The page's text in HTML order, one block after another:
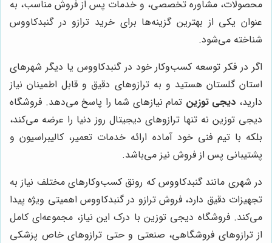
محصولات، مشاوره تخصصی، و خدمات پس از فروش مناسب، به
عنوان یکی از بهترین گزینه‌ها برای خرید ترازو در گنبدکاووس
شناخته می‌شود.
اگر در فکر توسعه کسب‌وکار خود در گنبدکاووس یا دیگر شهرهای
استان گلستان هستید و به ترازوهای دقیق و قابل اطمینان نیاز
دارید، دیجی توزین تمام نیازهای شما را پاسخ می‌دهد. فروشگاه
دیجی توزین نه تنها ترازوهای دیجیتال روز دنیا را عرضه می‌کند،
بلکه با تیم فنی خود آماده ارائه خدمات تعمیر، کالیبراسیون و
پشتیبانی پس از فروش نیز می‌باشد.
در شهری مانند گنبدکاووس که رونق کسب‌وکارهای مختلف نیاز به
تجهیزات دقیق دارد، فروش ترازو در گنبدکاووس اهمیتی ویژه پیدا
می‌کند. فروشگاه دیجی توزین با درک این نیاز، مجموعه‌ای کامل
از ترازوهای فروشگاهی، صنعتی و حتی ترازوهای خاص پزشکی